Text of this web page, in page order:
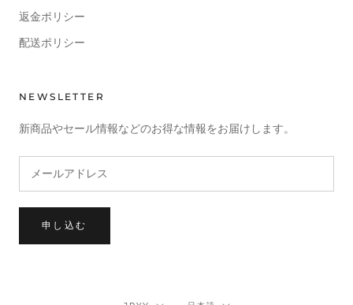
返金ポリシー
配送ポリシー
NEWSLETTER
新商品やセール情報などのお得な情報をお届けします。
申し込む